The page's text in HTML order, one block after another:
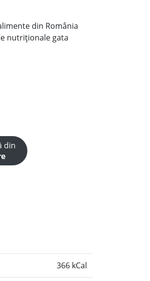
din România
nutriționale gata
din
366 kCal